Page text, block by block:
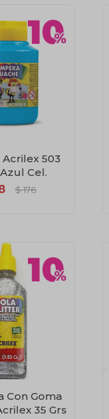
503
Cel.
$ 176
Con Goma
35 Grs